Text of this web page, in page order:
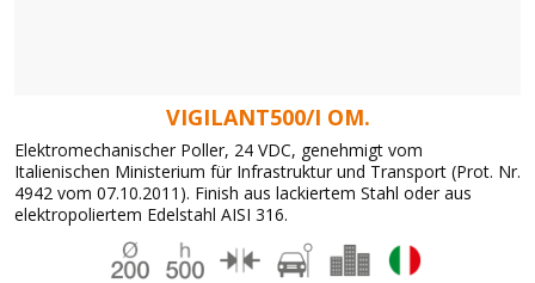
VIGILANT500/I OM.
Elektromechanischer Poller, 24 VDC, genehmigt vom
Italienischen Ministerium für Infrastruktur und Transport (Prot. Nr.
4942 vom 07.10.2011). Finish aus lackiertem Stahl oder aus
elektropoliertem Edelstahl AISI 316.